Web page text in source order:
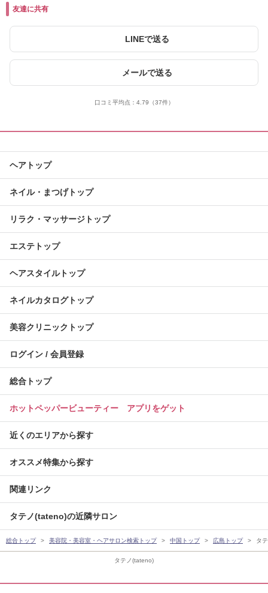
タテノ(tateno)
友達に共有
LINEで送る
メールで送る
口コミ平均点： 4.79 （37件）
ヘアトップ
ネイル・まつげトップ
リラク・マッサージトップ
エステトップ
ヘアスタイルトップ
ネイルカタログトップ
美容クリニックトップ
ログイン / 会員登録
総合トップ
ホットペッパービューティー アプリをゲット
近くのエリアから探す
オススメ特集から探す
関連リンク
タテノ(tateno)の近隣サロン
総合トップ 美容院・美容室・ヘアサロン検索トップ 中国トップ 広島トップ タ